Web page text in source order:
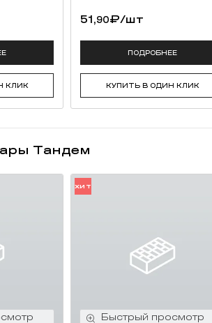
КЛИК
51,90₽/шт
ПОДРОБНЕЕ
КУПИТЬ В ОДИН КЛИК
Тандем
ХИТ